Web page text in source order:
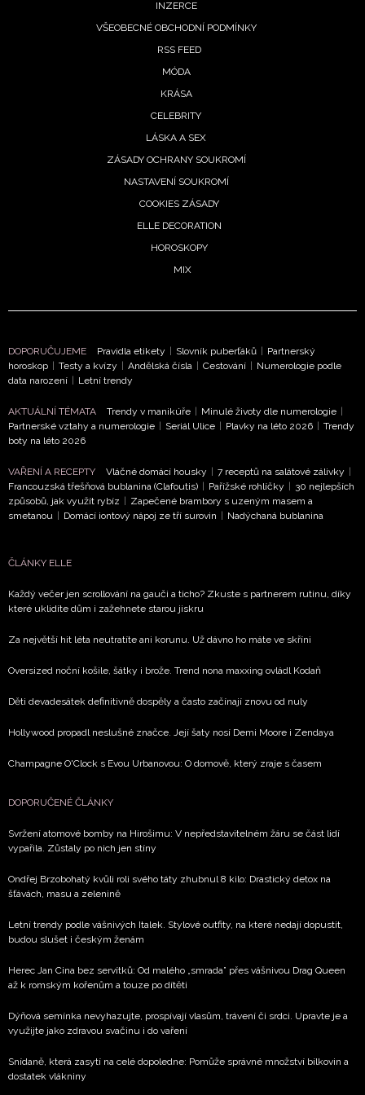
- BurdaMedia Extra s.r.o. bude s
Vašimi údaji pracovat zejména k organizaci a
vyhodnocení akce a zasílání novinek.
Chcete navíc dostávat i další zajímavé a exkluzivní
informace od našich partnerů? Pokud souhlasíte se
zpracováním údajů k tomuto účelu podle
soukromí BurdaMedia Extra s.r.o.
INZERCE
VŠEOBECNÉ OBCHODNÍ PODMÍNKY
RSS FEED
MÓDA
KRÁSA
CELEBRITY
LÁSKA A SEX
ZÁSADY OCHRANY SOUKROMÍ
NASTAVENÍ SOUKROMÍ
COOKIES ZÁSADY
ELLE DECORATION
HOROSKOPY
MIX
DOPORUČUJEME Pravidla etikety Slovník puberťáků
Partnerský
horoskop
Testy a kvízy Andělská čísla Cestování
Numerologie podle
data narození
Letní trendy
AKTUÁLNÍ TÉMATA Trendy v manikúře Minulé životy dle numerologie
Partnerské vztahy a numerologie
Seriál Ulice Plavky na léto 2026
Trendy
boty na léto 2026
VAŘENÍ A RECEPTY Vláčné domácí housky 7 receptů na salátové zálivky
Francouzská třešňová bublanina (Clafoutis)
Pařížské rohlíčky
30 nejlepších
způsobů, jak využít rybíz
Zapečené brambory s uzeným masem a
smetanou
Domácí iontový nápoj ze tří surovin Nadýchaná bublanina
ČLÁNKY ELLE
Každý večer jen scrollování na gauči a ticho? Zkuste s partnerem rutinu, díky
které uklidíte dům i zažehnete starou jiskru
Za největší hit léta neutratíte ani korunu. Už dávno ho máte ve skříni
Oversized noční košile, šátky i brože. Trend nona maxxing ovládl Kodaň
Děti devadesátek definitivně dospěly a často začínají znovu od nuly
Hollywood propadl neslušné značce. Její šaty nosí Demi Moore i Zendaya
Champagne O'Clock s Evou Urbanovou: O domově, který zraje s časem
DOPORUČENÉ ČLÁNKY
Svržení atomové bomby na Hirošimu: V nepředstavitelném žáru se část lidí
vypařila. Zůstaly po nich jen stíny
Ondřej Brzobohatý kvůli roli svého táty zhubnul 8 kilo: Drastický detox na
šťávách, masu a zelenině
Letní trendy podle vášnivých Italek. Stylové outfity, na které nedají dopustit,
budou slušet i českým ženám
Herec Jan Cina bez servítků: Od malého „smrada” přes vášnivou Drag Queen
až k romským kořenům a touze po dítěti
Dýňová semínka nevyhazujte, prospívají vlasům, trávení či srdci. Upravte je a
využijte jako zdravou svačinu i do vaření
Snídaně, která zasytí na celé dopoledne: Pomůže správné množství bílkovin a
dostatek vlákniny